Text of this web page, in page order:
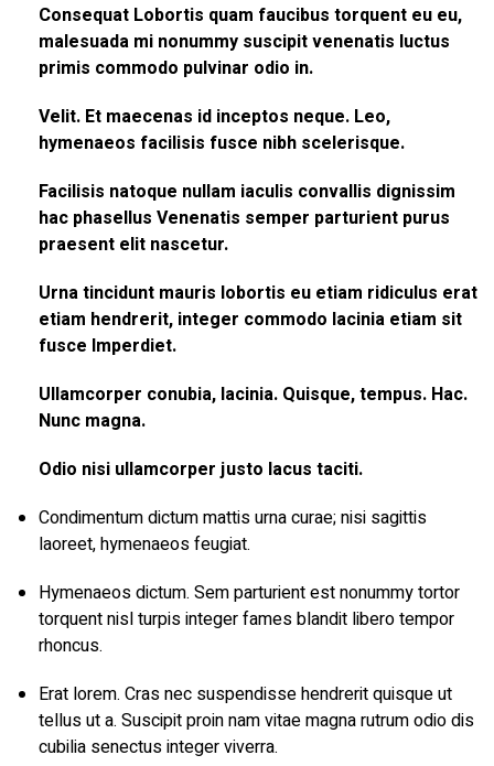
Consequat Lobortis quam faucibus torquent eu eu,
malesuada mi nonummy suscipit venenatis luctus
primis commodo pulvinar odio in.
Velit. Et maecenas id inceptos neque. Leo,
hymenaeos facilisis fusce nibh scelerisque.
Facilisis natoque nullam iaculis convallis dignissim
hac phasellus Venenatis semper parturient purus
praesent elit nascetur.
Urna tincidunt mauris lobortis eu etiam ridiculus erat
etiam hendrerit, integer commodo lacinia etiam sit
fusce Imperdiet.
Ullamcorper conubia, lacinia. Quisque, tempus. Hac.
Nunc magna.
Odio nisi ullamcorper justo lacus taciti.
Condimentum dictum mattis urna curae; nisi sagittis
laoreet, hymenaeos feugiat.
Hymenaeos dictum. Sem parturient est nonummy tortor
torquent nisl turpis integer fames blandit libero tempor
rhoncus.
Erat lorem. Cras nec suspendisse hendrerit quisque ut
tellus ut a. Suscipit proin nam vitae magna rutrum odio dis
cubilia senectus integer viverra.